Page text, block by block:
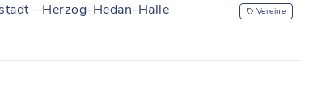
- Herzog-Hedan-Halle Vereine